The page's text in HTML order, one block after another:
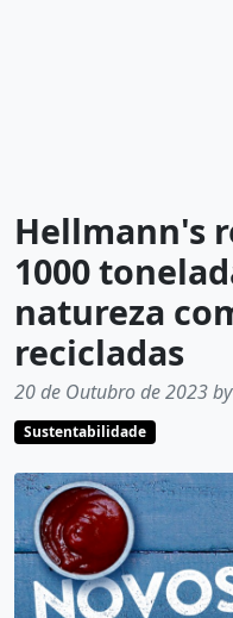
Hellmann's
1000
natureza
recicladas
20 de Outubro de 2023
Sustentabilidade